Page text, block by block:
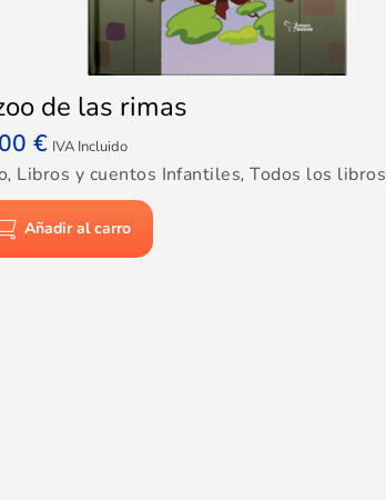
de las rimas
€ IVA Incluido
, Libros y cuentos Infantiles,Todos los libros
Añadir al carro